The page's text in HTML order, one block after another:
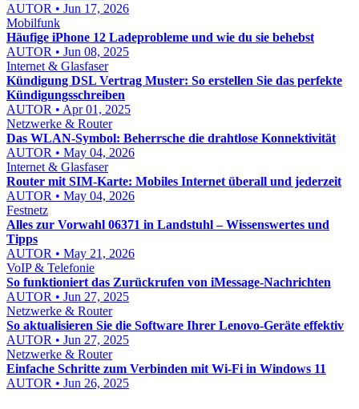
AUTOR • Jun 17, 2026
Mobilfunk
Häufige iPhone 12 Ladeprobleme und wie du sie behebst
AUTOR • Jun 08, 2025
Internet & Glasfaser
Kündigung DSL Vertrag Muster: So erstellen Sie das perfekte
Kündigungsschreiben
AUTOR • Apr 01, 2025
Netzwerke & Router
Das WLAN-Symbol: Beherrsche die drahtlose Konnektivität
AUTOR • May 04, 2026
Internet & Glasfaser
Router mit SIM-Karte: Mobiles Internet überall und jederzeit
AUTOR • May 04, 2026
Festnetz
Alles zur Vorwahl 06371 in Landstuhl – Wissenswertes und
Tipps
AUTOR • May 21, 2026
VoIP & Telefonie
So funktioniert das Zurückrufen von iMessage-Nachrichten
AUTOR • Jun 27, 2025
Netzwerke & Router
So aktualisieren Sie die Software Ihrer Lenovo-Geräte effektiv
AUTOR • Jun 27, 2025
Netzwerke & Router
Einfache Schritte zum Verbinden mit Wi-Fi in Windows 11
AUTOR • Jun 26, 2025